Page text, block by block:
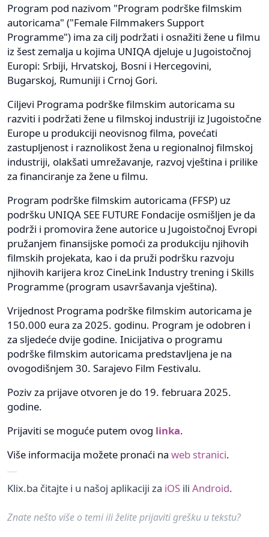
Program pod nazivom "Program podrške filmskim
autoricama" ("Female Filmmakers Support
Programme") ima za cilj podržati i osnažiti žene u filmu
iz šest zemalja u kojima UNIQA djeluje u Jugoistočnoj
Europi: Srbiji, Hrvatskoj, Bosni i Hercegovini,
Bugarskoj, Rumuniji i Crnoj Gori.
Ciljevi Programa podrške filmskim autoricama su
razviti i podržati žene u filmskoj industriji iz Jugoistočne
Europe u produkciji neovisnog filma, povećati
zastupljenost i raznolikost žena u regionalnoj filmskoj
industriji, olakšati umrežavanje, razvoj vještina i prilike
za financiranje za žene u filmu.
Program podrške filmskim autoricama (FFSP) uz
podršku UNIQA SEE FUTURE Fondacije osmišljen je da
podrži i promovira žene autorice u Jugoistočnoj Evropi
pružanjem finansijske pomoći za produkciju njihovih
filmskih projekata, kao i da pruži podršku razvoju
njihovih karijera kroz CineLink Industry trening i Skills
Programme (program usavršavanja vještina).
Vrijednost Programa podrške filmskim autoricama je
150.000 eura za 2025. godinu. Program je odobren i
za sljedeće dvije godine. Inicijativa o programu
podrške filmskim autoricama predstavljena je na
ovogodišnjem 30. Sarajevo Film Festivalu.
Poziv za prijave otvoren je do 19. februara 2025.
godine.
Prijaviti se moguće putem ovog linka.
Više informacija možete pronaći na web stranici.
Klix.ba čitajte i u našoj aplikaciji za iOS ili Android.
Znate nešto više o temi ili želite prijaviti grešku u tekstu?